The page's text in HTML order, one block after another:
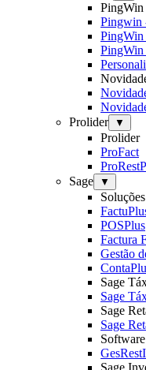
PingWin
Pingwin
PingWin
Prolider
▼
Prolider
ProFact
Sage
▼
POSPlus
Factura
Gestão
Sage
Sage
Sage
Sage
Sage